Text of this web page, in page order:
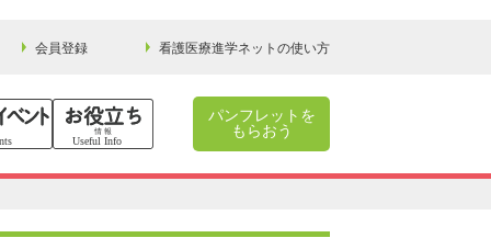
会員登録 看護医療進学ネットの使い方
パンフレットを
もらおう